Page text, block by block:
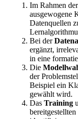
Im Rahmen der
ausgewogene
Datenquellen
Bei der
ergänzt,
in eine
Die
der
Beispiel ein
gewählt wird.
Das Training